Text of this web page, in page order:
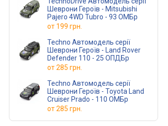
Шеврони Героїв - Mitsubishi
Pajero 4WD Tubro - 93 ОМБр
от 199 грн.
Techno Автомодель серії
Шеврони Героїв - Land Rover
Defender 110 - 25 ОПДБр
от285 грн.
Techno Автомодель серії
Шеврони Героїв - Toyota Land
Cruiser Prado - 110 ОМБр
от285 грн.